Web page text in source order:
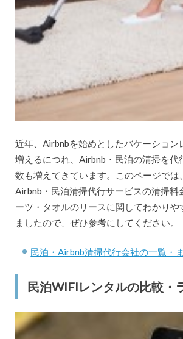
近年、Airbnbを始めとしたバケーション
増えるにつれ、Airbnb・民泊の清掃を代
数も増えてきています。このページでは
Airbnb・民泊清掃代行サービスの清掃料
ーツ・タオルのリースに関してわかりや
ましたので、ぜひ参考にしてください。
民泊・Airbnb清掃代行会社の一覧・
民泊WIFIレンタルの比較・